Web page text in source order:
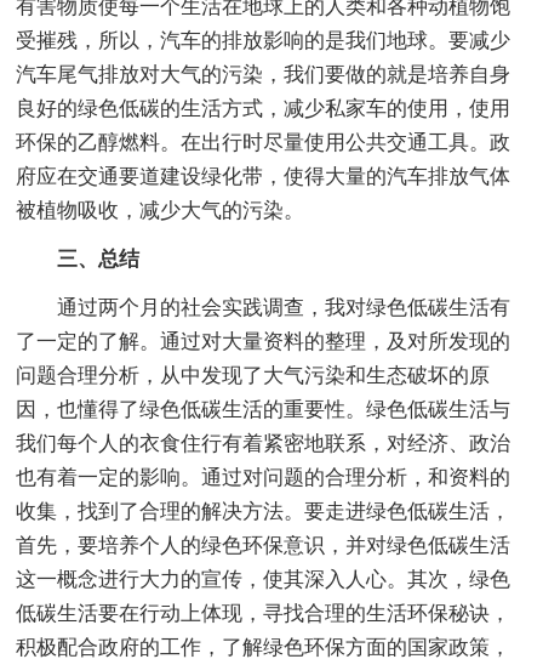
有害物质使每一个生活在地球上的人类和各种动植物饱
受摧残，所以，汽车的排放影响的是我们地球。要减少
汽车尾气排放对大气的污染，我们要做的就是培养自身
良好的绿色低碳的生活方式，减少私家车的使用，使用
环保的乙醇燃料。在出行时尽量使用公共交通工具。政
府应在交通要道建设绿化带，使得大量的汽车排放气体
被植物吸收，减少大气的污染。
三、总结
通过两个月的社会实践调查，我对绿色低碳生活有
了一定的了解。通过对大量资料的整理，及对所发现的
问题合理分析，从中发现了大气污染和生态破坏的原
因，也懂得了绿色低碳生活的重要性。绿色低碳生活与
我们每个人的衣食住行有着紧密地联系，对经济、政治
也有着一定的影响。通过对问题的合理分析，和资料的
收集，找到了合理的解决方法。要走进绿色低碳生活，
首先，要培养个人的绿色环保意识，并对绿色低碳生活
这一概念进行大力的宣传，使其深入人心。其次，绿色
低碳生活要在行动上体现，寻找合理的生活环保秘诀，
积极配合政府的工作，了解绿色环保方面的国家政策，